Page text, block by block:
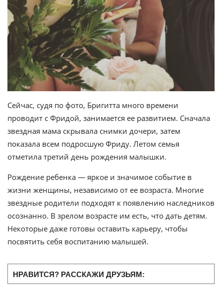
Сейчас, судя по фото, Бригитта много времени
проводит с Фридой, занимается ее развитием. Сначала
звездная мама скрывала снимки дочери, затем
показала всем подросшую Фриду. Летом семья
отметила третий день рождения малышки.
Рождение ребенка — яркое и значимое событие в
жизни женщины, независимо от ее возраста. Многие
звездные родители подходят к появлению наследников
осознанно. В зрелом возрасте им есть, что дать детям.
Некоторые даже готовы оставить карьеру, чтобы
посвятить себя воспитанию малышей.
НРАВИТСЯ? РАССКАЖИ ДРУЗЬЯМ: